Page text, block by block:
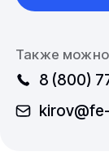
Также можно
8 (800)